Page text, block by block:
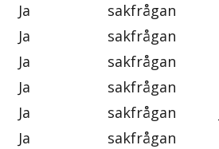
Ja sakfrågan
Ja sakfrågan
Ja sakfrågan
Ja sakfrågan
Ja sakfrågan
Ja sakfrågan